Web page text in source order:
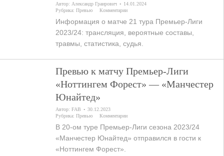
Автор: Александр Граирович
14.01.2024
Рубрика:Превью Комментарии
Информация о матче 21 тура Премьер-Лиги
2023/24: трансляция, вероятные составы,
травмы, статистика, судья.
Превью к матчу Премьер-Лиги
«Ноттингем Форест» — «Манчестер
Юнайтед»
Автор:FAB
30.12.2023
Рубрика:Превью Комментарии
В 20-ом туре Премьер-Лиги сезона 2023/24
«Манчестер Юнайтед» отправился в гости к
«Ноттингем Форест».